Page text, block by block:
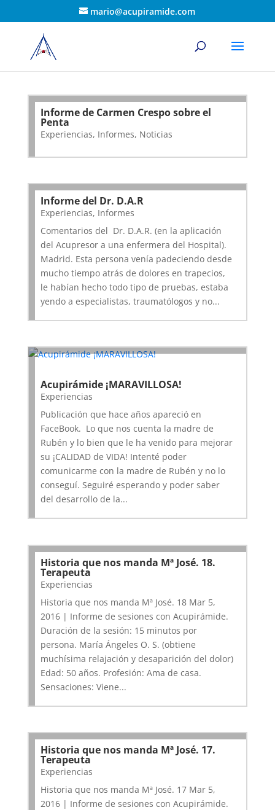
mario@acupiramide.com
Informe de Carmen Crespo sobre el
Penta
Experiencias, Informes, Noticias
Informe del Dr. D.A.R
Experiencias, Informes
Comentarios del Dr. D.A.R. (en la aplicación
del Acupresor a una enfermera del Hospital).
Madrid. Esta persona venía padeciendo desde
mucho tiempo atrás de dolores en trapecios,
le habían hecho todo tipo de pruebas, estaba
yendo a especialistas, traumatólogos y no...
Acupirámide ¡MARAVILLOSA!
Experiencias
Publicación que hace años apareció en
FaceBook. Lo que nos cuenta la madre de
Rubén y lo bien que le ha venido para mejorar
su ¡CALIDAD de VIDA! Intenté poder
comunicarme con la madre de Rubén y no lo
conseguí. Seguiré esperando y poder saber
del desarrollo de la...
Historia que nos manda Mª José. 18.
Terapeuta
Experiencias
Historia que nos manda Mª José. 18 Mar 5,
2016 | Informe de sesiones con Acupirámide.
Duración de la sesión: 15 minutos por
persona. María Ángeles O. S. (obtiene
muchísima relajación y desaparición del dolor)
Edad: 50 años. Profesión: Ama de casa.
Sensaciones: Viene...
Historia que nos manda Mª José. 17.
Terapeuta
Experiencias
Historia que nos manda Mª José. 17 Mar 5,
2016 | Informe de sesiones con Acupirámide.